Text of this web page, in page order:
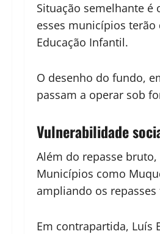
Situação semelhante é
esses municípios
Educação Infantil.
O desenho do fundo,
passam a operar sob
Vulnerabilidade
Além do repasse
Municípios como
ampliando os
Em contrapartida, Luís